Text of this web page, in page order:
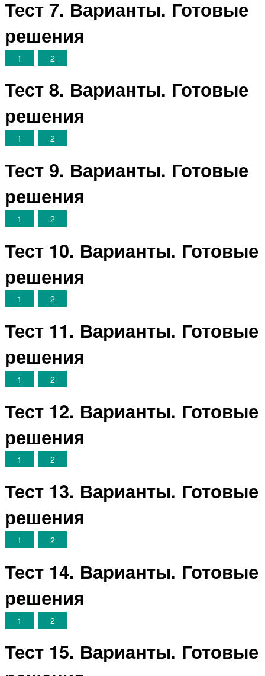
Тест 7. Варианты. Готовые
решения
1 2
Тест 8. Варианты. Готовые
решения
1 2
Тест 9. Варианты. Готовые
решения
1 2
Тест 10. Варианты. Готовые
решения
1 2
Тест 11. Варианты. Готовые
решения
1 2
Тест 12. Варианты. Готовые
решения
1 2
Тест 13. Варианты. Готовые
решения
1 2
Тест 14. Варианты. Готовые
решения
1 2
Тест 15. Варианты. Готовые